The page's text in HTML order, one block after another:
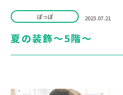
ぽっぽ 2023.07.21
夏の装飾～5階～